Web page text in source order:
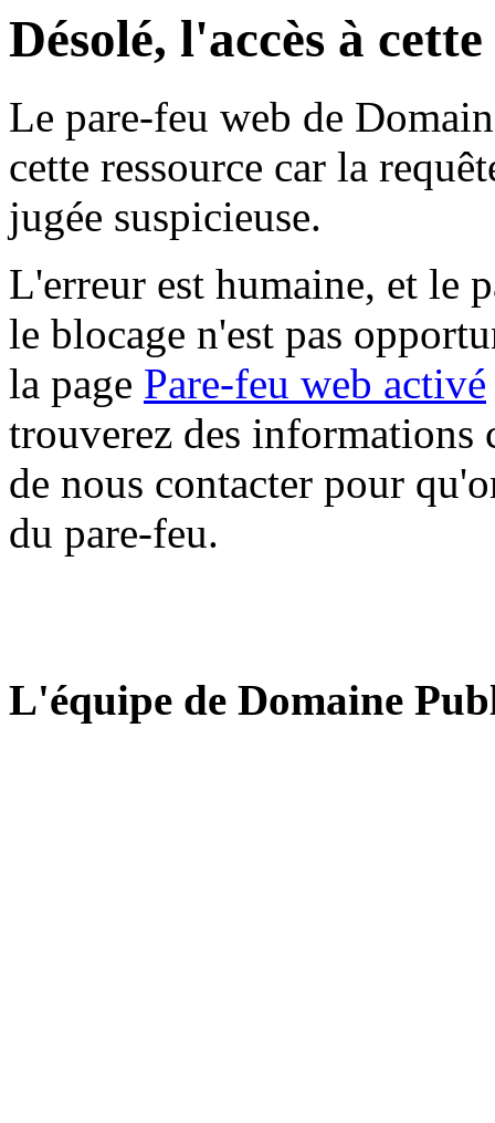
Désolé, l'accès à
Le pare-feu web de
cette ressource car la
jugée suspicieuse.
L'erreur est humaine, et le
le blocage n'est pas
la page Pare-feu web activé
trouverez des informations
de nous contacter pour
du pare-feu.
L'équipe de Domaine